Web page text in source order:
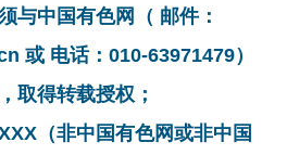
与中国有色网（ 邮件：
或 电话：010-63971479）
取得转载授权；
（非中国有色网或非中国